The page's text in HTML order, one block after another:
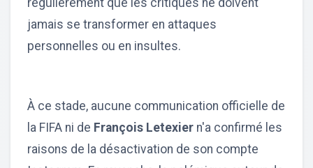
jamais se transformer en attaques
personnelles ou en insultes.
À ce stade, aucune communication officielle de
la FIFA ni de François Letexier n'a confirmé les
raisons de la désactivation de son compte